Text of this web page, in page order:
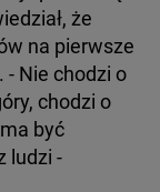
że
na pierwsze
- Nie chodzi o
chodzi o
być
ludzi -